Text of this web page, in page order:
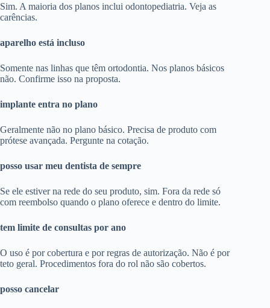
Sim. A maioria dos planos inclui odontopediatria. Veja as
carências.
aparelho está incluso
Somente nas linhas que têm ortodontia. Nos planos básicos
não. Confirme isso na proposta.
implante entra no plano
Geralmente não no plano básico. Precisa de produto com
prótese avançada. Pergunte na cotação.
posso usar meu dentista de sempre
Se ele estiver na rede do seu produto, sim. Fora da rede só
com reembolso quando o plano oferece e dentro do limite.
tem limite de consultas por ano
O uso é por cobertura e por regras de autorização. Não é por
teto geral. Procedimentos fora do rol não são cobertos.
posso cancelar